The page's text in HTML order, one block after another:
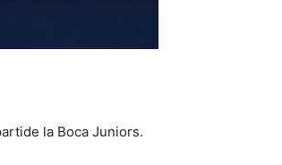
la Boca Juniors.